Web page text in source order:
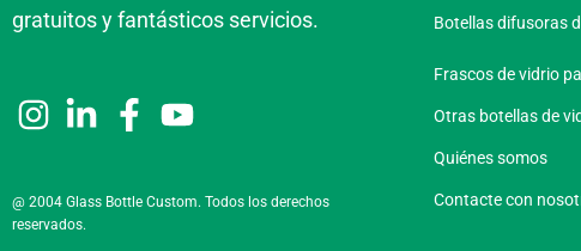
gratuitos y fantásticos servicios.
@ 2004 Glass Bottle Custom. Todos los derechos
reservados.
Botellas difusoras
Frascos de vidrio
Otras botellas de
Quiénes somos
Contacte con